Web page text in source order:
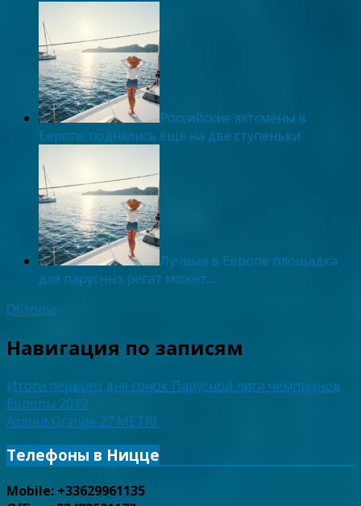
Российские яхтсмены в
Европе поднялись еще на две ступеньки
Лучшая в Европе площадка
для парусных регат может…
Обзоры
Навигация по записям
Итоги первого дня гонок Парусной лиги чемпионов
Европы 2019
Azimut Grande 27 METRI
Телефоны в Ницце
Mobile: +33629961135